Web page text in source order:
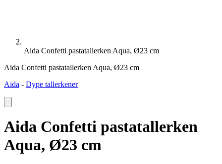
Aida Confetti pastatallerken Aqua, Ø23 cm
Aida Confetti pastatallerken Aqua, Ø23 cm
Aida - Dype tallerkener
Aida Confetti pastatallerken
Aqua, Ø23 cm